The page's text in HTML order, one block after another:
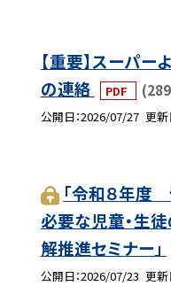
【重要】スーパ
の連絡
PDF
公開日 2026/07/27 更新
「令和８年
必要な児童・生
解推進セミナー」
公開日 2026/07/23 更新